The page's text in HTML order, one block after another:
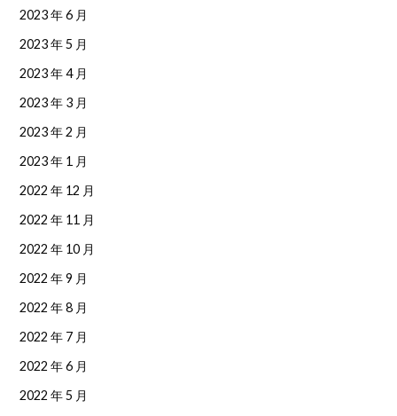
2023 年 6 月
2023 年 5 月
2023 年 4 月
2023 年 3 月
2023 年 2 月
2023 年 1 月
2022 年 12 月
2022 年 11 月
2022 年 10 月
2022 年 9 月
2022 年 8 月
2022 年 7 月
2022 年 6 月
2022 年 5 月